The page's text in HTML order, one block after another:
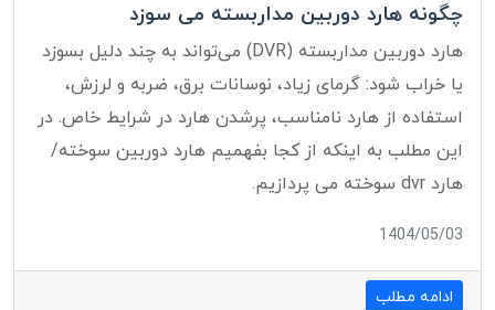
چگونه هارد دوربین مداربسته می سوزد
هارد دوربین مداربسته (DVR) می‌تواند به چند دلیل بسوزد
یا خراب شود: گرمای زیاد، نوسانات برق، ضربه و لرزش،
استفاده از هارد نامناسب، پرشدن هارد در شرایط خاص. در
این مطلب به اینکه از کجا بفهمیم هارد دوربین سوخته/
هارد dvr سوخته می پردازیم.
1404/05/03
ادامه مطلب